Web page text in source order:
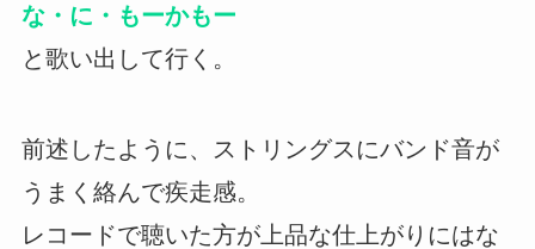
な・に・もーかもー
と歌い出して行く。
前述したように、ストリングスにバンド音が
うまく絡んで疾走感。
レコードで聴いた方が上品な仕上がりにはな